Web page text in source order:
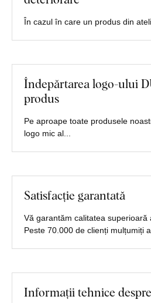
În cazul în care un produs din
Îndepărtarea logo-ului
produs
Pe aproape toate produsele
logo mic al...
Satisfacție garantată
Vă garantăm calitatea superioară
Peste 70.000 de clienți mulțumiți
Informații tehnice